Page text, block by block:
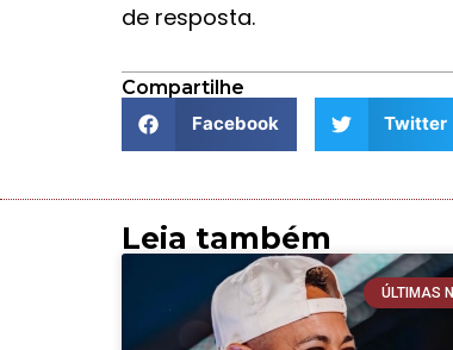
de resposta.
Compartilhe
Facebook
Twitter
Leia também
ÚLTIMAS